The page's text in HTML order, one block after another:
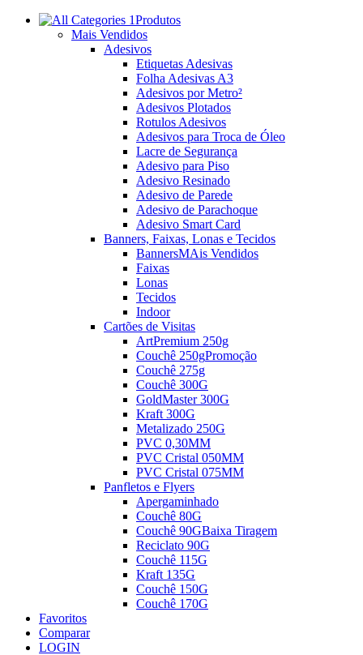
Produtos
Mais Vendidos
Adesivos
Etiquetas Adesivas
Folha Adesivas A3
Adesivos por Metro²
Adesivos Plotados
Rotulos Adesivos
Adesivos para Troca de Óleo
Lacre de Segurança
Adesivo para Piso
Adesivo Resinado
Adesivo de Parede
Adesivo de Parachoque
Adesivo Smart Card
Banners, Faixas, Lonas e Tecidos
BannersMAis Vendidos
Faixas
Lonas
Tecidos
Indoor
Cartões de Visitas
ArtPremium 250g
Couchê 250gPromoção
Couchê 275g
Couchê 300G
GoldMaster 300G
Kraft 300G
Metalizado 250G
PVC 0,30MM
PVC Cristal 050MM
PVC Cristal 075MM
Panfletos e Flyers
Apergaminhado
Couchê 80G
Couchê 90GBaixa Tiragem
Reciclato 90G
Couchê 115G
Kraft 135G
Couchê 150G
Couchê 170G
Favoritos
Comparar
LOGIN